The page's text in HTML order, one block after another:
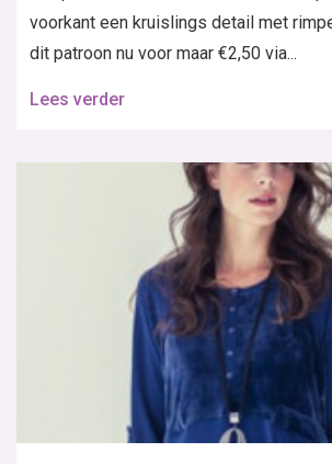
voorkant een kruislings detail met
dit patroon nu voor maar €2,50 via...
Lees verder